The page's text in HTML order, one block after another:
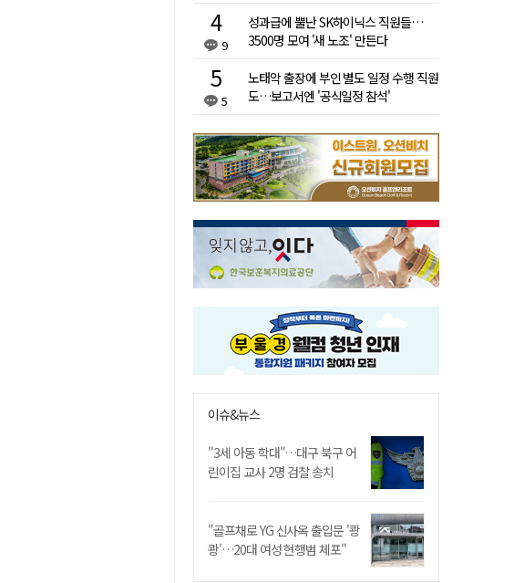
9
성과급에 뿔난 SK하이닉스 직원들…
3500명 모여 '새 노조' 만든다
5
노태악 출장에 부인 별도 일정 수행 직원
도…보고서엔 '공식일정 참석'
이슈&뉴스
"3세 아동 학대"…대구 북구 어
린이집 교사 2명 검찰 송치
"골프채로 YG 신사옥 출입문 '쾅
쾅'…20대 여성 현행범 체포"